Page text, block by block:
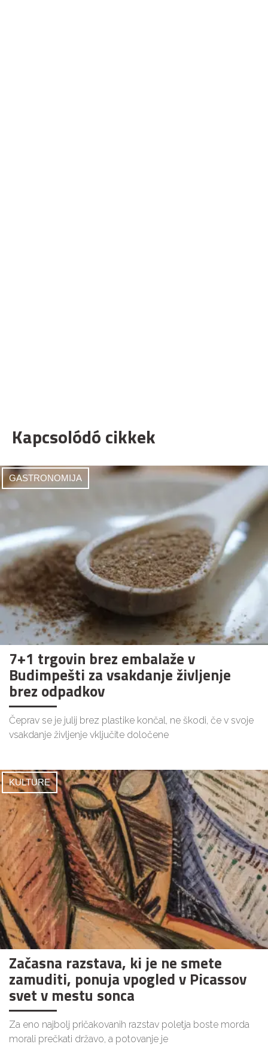
Kapcsolódó cikkek
GASTRONOMIJA
7+1 trgovin brez embalaže v
Budimpešti za vsakdanje življenje
brez odpadkov
Čeprav se je julij brez plastike končal, ne škodi, če v svoje
vsakdanje življenje vključite določene
KULTURE
Začasna razstava, ki je ne smete
zamuditi, ponuja vpogled v Picassov
svet v mestu sonca
Za eno najbolj pričakovanih razstav poletja boste morda
morali prečkati državo, a potovanje je